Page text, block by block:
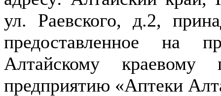
ул. Раевского, д.2,
предоставленное на
Алтайскому краевому
предприятию «Аптеки